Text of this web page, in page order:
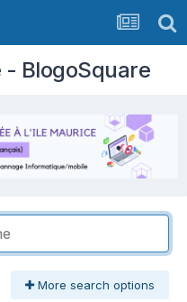
BlogoSquare
More search options